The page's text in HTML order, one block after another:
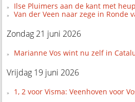
Ilse Pluimers aan de kant met
Van der Veen naar zege in Ronde
Zondag 21 juni 2026
Marianne Vos wint nu zelf in
Vrijdag 19 juni 2026
1, 2 voor Visma: Veenhoven voor